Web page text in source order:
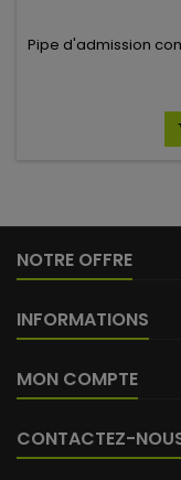
Pipe d'admission
NOTRE OFFRE
INFORMATIONS
MON COMPTE
CONTACTEZ-